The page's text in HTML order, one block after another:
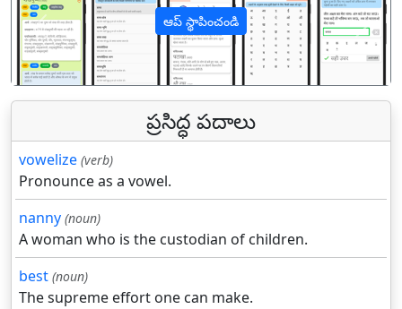
ఆప్ స్థాపించండి
पिछला
ప్రసిద్ధ పదాలు
vowelize (verb)
Pronounce as a vowel.
nanny (noun)
A woman who is the custodian of children.
best (noun)
The supreme effort one can make.